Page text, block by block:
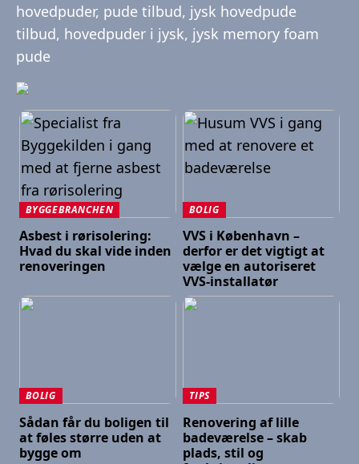
hovedpuder, pude tilbud, jysk hovedpude
tilbud, hovedpuder i jysk, jysk memory foam
pude
BYGGEBRANCHEN
Asbest i rørisolering:
Hvad du skal vide inden
renoveringen
BOLIG
VVS i København –
derfor er det vigtigt at
vælge en autoriseret
VVS-installatør
BOLIG
Sådan får du boligen til
at føles større uden at
bygge om
TIPS
Renovering af lille
badeværelse – skab
plads, stil og